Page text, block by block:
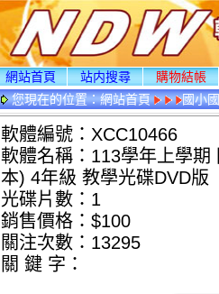
網站首頁 站内搜尋
購物結帳
您現在的位置：網站首頁 國小
軟體編號：XCC10466
軟體名稱：113學年上學
本) 4年級 教學光碟DVD版
光碟片數：1
銷售價格：$100
關注次數： 13295
關 鍵 字：